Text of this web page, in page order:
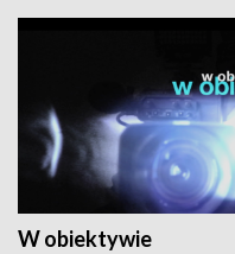
W obiektywie